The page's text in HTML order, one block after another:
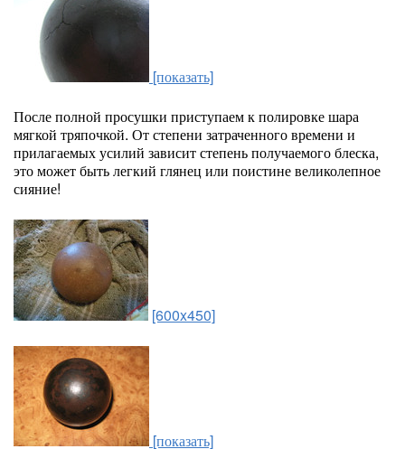
[показать]
После полной просушки приступаем к полировке шара
мягкой тряпочкой. От степени затраченного времени и
прилагаемых усилий зависит степень получаемого блеска,
это может быть легкий глянец или поистине великолепное
сияние!
[600x450]
[показать]